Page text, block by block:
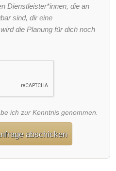
Dienstleister*innen, die an
sind, dir eine
die Planung für dich noch
ich zur Kenntnis genommen.
abschicken